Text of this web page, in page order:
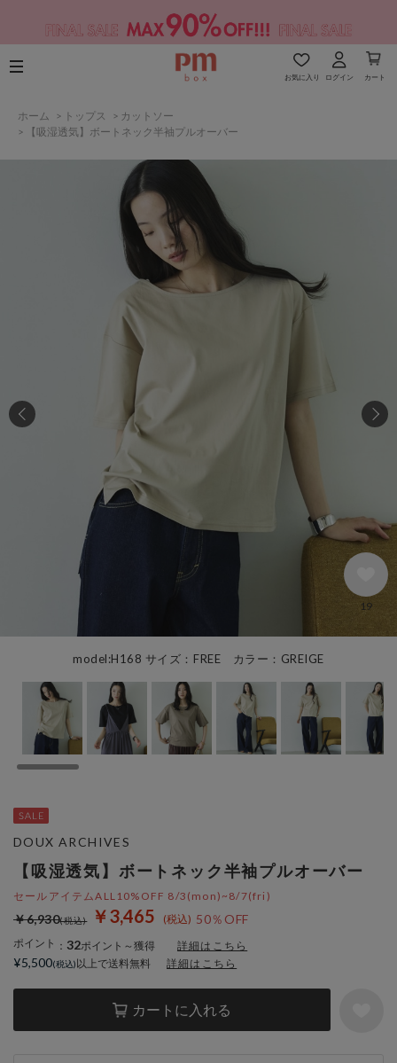
お気に入り ログイン カート
ホーム > トップス > カットソー
>
【吸湿透気】ボートネック半袖プルオーバー
model:H168 サイズ：FREE カラー：GREIGE
19
【吸湿透気】ボートネック半袖プルオーバー
セールアイテムALL10%OFF 8/3(mon)~8/7(fri)
￥3,465 50％OFF
￥6,930
ポイント ： 32ポイント～獲得 詳細はこちら
カートに入れる
DOUX ARCHIVES
¥5,500 以上で送料無料 詳細はこちら